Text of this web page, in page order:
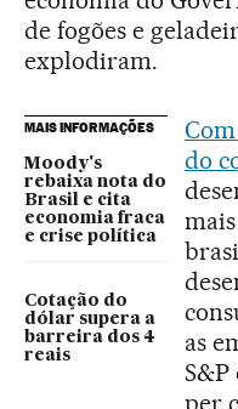
de fogões e
explodiram.
MAIS INFORMAÇÕES
Moody's
rebaixa nota do
Brasil e cita
economia fraca
e crise política
Cotação do
dólar supera a
barreira dos 4
reais
do
as
S&P